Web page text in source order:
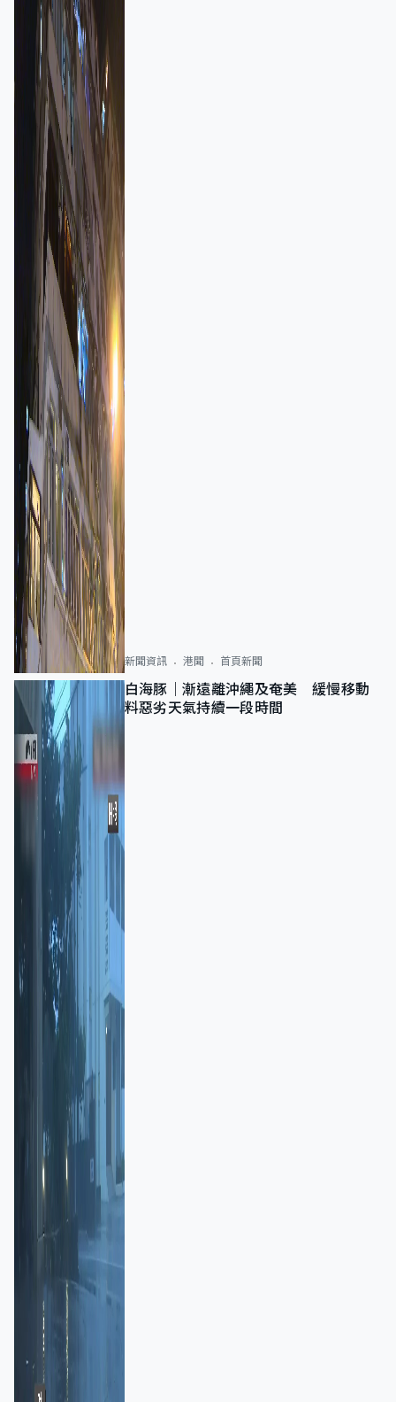
新聞資訊 港聞 首頁新聞
白海豚｜漸遠離沖繩及奄美 緩慢移動
料惡劣天氣持續一段時間